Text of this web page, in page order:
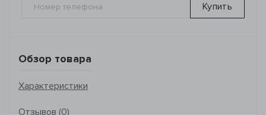
Купить
Обзор товара
Характеристики
Отзывов (0)